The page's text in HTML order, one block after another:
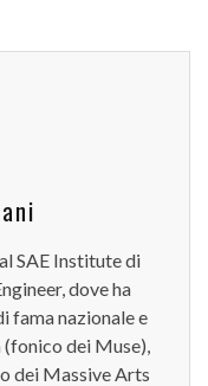
SAE Institute di
dove ha
fama nazionale e
dei Muse),
dei Massive Arts